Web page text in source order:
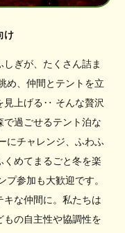
け
ぎが、たくさん詰ま
め、仲間とテントを立
見上げる‥ そんな贅沢
で過ごせるテント泊な
にチャレンジ、ふわふ
めてまるごと冬を楽
プ参加も大歓迎です。
な仲間に。私たちは
もの自主性や協調性を